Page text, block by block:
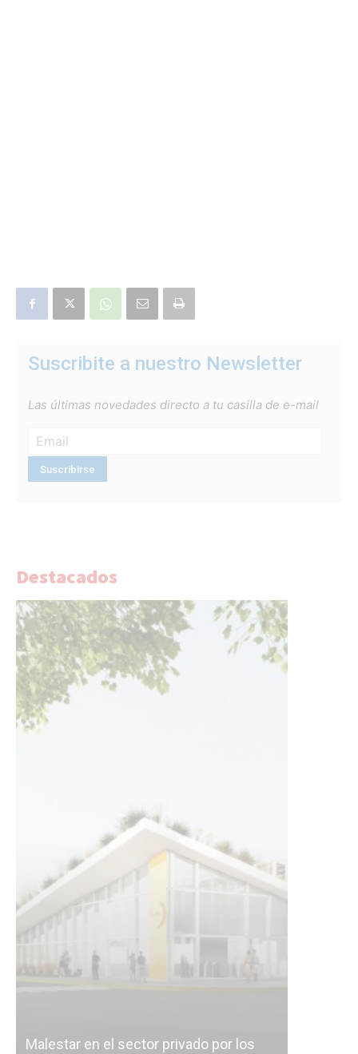
Suscribite a nuestro Newsletter
Las últimas novedades directo a tu casilla de e-mail
Destacados
Malestar en el sector privado por los